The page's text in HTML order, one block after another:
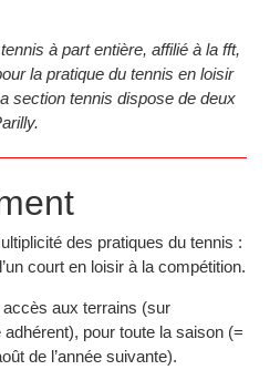
à part entière, affilié à la fft,
la pratique du tennis en loisir
section tennis dispose de deux
des pratiques du tennis :
court en loisir à la compétition.
accès aux terrains (sur
pour toute la saison (=
de l’année suivante).